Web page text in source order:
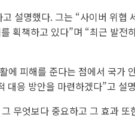
설명했다. 그는 “사이버 위협
획책하고 있다”며 “최근 발
피해를 준다는 점에서 국가
대응 방안을 마련하겠다”고 설
무엇보다 중요하고 그 효과